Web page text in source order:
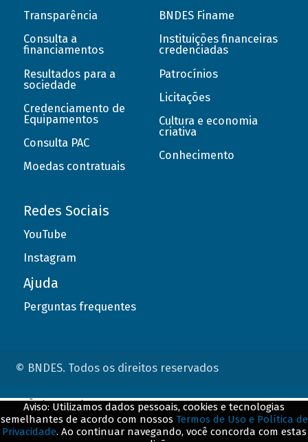
Transparência
Consulta a
financiamentos
Resultados para a
sociedade
Credenciamento de
Equipamentos
Consulta PAC
Moedas contratuais
BNDES Finame
Instituições financeiras
credenciadas
Patrocínios
Licitações
Cultura e economia
criativa
Conhecimento
Redes Sociais
YouTube
Instagram
Ajuda
Perguntas frequentes
© BNDES. Todos os direitos reservados
Aviso: Utilizamos dados pessoais, cookies e tecnologias
semelhantes de acordo com nossos Termos de Uso e Política de
Privacidade. Ao continuar navegando, você concorda com estas
ConteÃºdo complementar
${title}${badge}